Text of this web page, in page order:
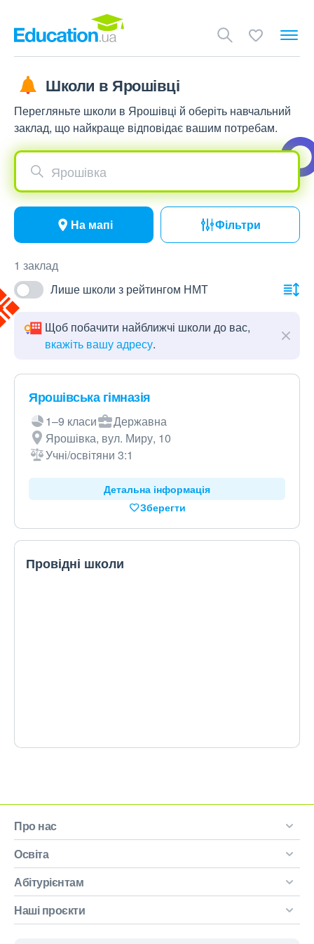
Школи в Ярошівці
Перегляньте школи в Ярошівці й оберіть навчальний
заклад, що найкраще відповідає вашим потребам.
Ярошівка
На мапі Фільтри
1 заклад
Лише школи з рейтингом НМТ
Щоб побачити найближчі школи до вас,
вкажіть вашу адресу.
Ярошівська гімназія
1–9 класи
Державна
Ярошівка, вул. Миру, 10
Учні/освітяни 3:1
Детальна інформація
Зберегти
Провідні школи
Про нас
Освіта
Абітурієнтам
Наші проєкти